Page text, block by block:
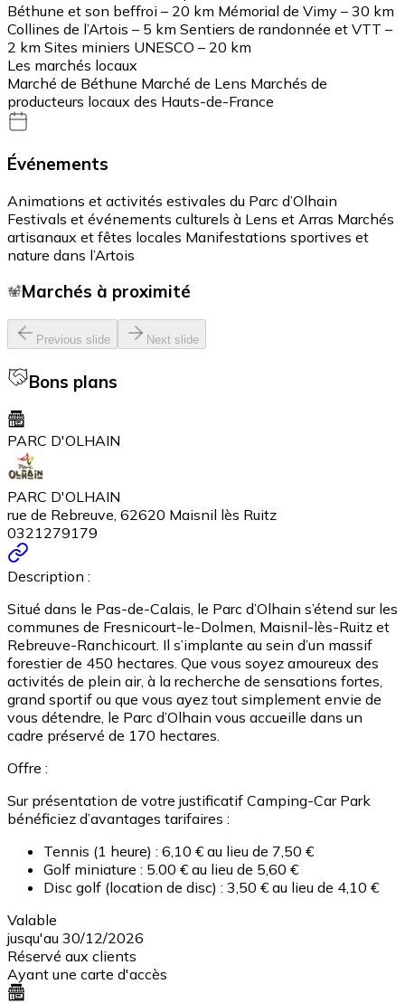
Béthune et son beffroi – 20 km Mémorial de Vimy – 30 km
Collines de l’Artois – 5 km Sentiers de randonnée et VTT –
2 km Sites miniers UNESCO – 20 km
Les marchés locaux
Marché de Béthune Marché de Lens Marchés de
producteurs locaux des Hauts-de-France
Événements
Animations et activités estivales du Parc d’Olhain
Festivals et événements culturels à Lens et Arras Marchés
artisanaux et fêtes locales Manifestations sportives et
nature dans l’Artois
Marchés à proximité
Previous slide Next slide
Bons plans
PARC D'OLHAIN
PARC D'OLHAIN
rue de Rebreuve, 62620 Maisnil lès Ruitz
0321279179
Description :
Situé dans le Pas-de-Calais, le Parc d’Olhain s’étend sur les
communes de Fresnicourt-le-Dolmen, Maisnil-lès-Ruitz et
Rebreuve-Ranchicourt. Il s’implante au sein d’un massif
forestier de 450 hectares. Que vous soyez amoureux des
activités de plein air, à la recherche de sensations fortes,
grand sportif ou que vous ayez tout simplement envie de
vous détendre, le Parc d’Olhain vous accueille dans un
cadre préservé de 170 hectares.
Offre :
Sur présentation de votre justificatif Camping-Car Park
bénéficiez d’avantages tarifaires :
Tennis (1 heure) : 6,10 € au lieu de 7,50 €
Golf miniature : 5.00 € au lieu de 5,60 €
Disc golf (location de disc) : 3,50 € au lieu de 4,10 €
Valable
jusqu'au 30/12/2026
Réservé aux clients
Ayant une carte d'accès